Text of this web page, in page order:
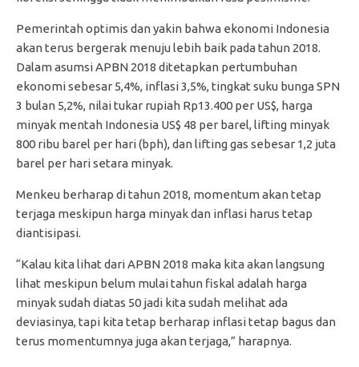
Pemerintah optimis dan yakin bahwa ekonomi Indonesia
akan terus bergerak menuju lebih baik pada tahun 2018.
Dalam asumsi APBN 2018 ditetapkan pertumbuhan
ekonomi sebesar 5,4%, inflasi 3,5%, tingkat suku bunga SPN
3 bulan 5,2%, nilai tukar rupiah Rp13.400 per US$, harga
minyak mentah Indonesia US$ 48 per barel, lifting minyak
800 ribu barel per hari (bph), dan lifting gas sebesar 1,2 juta
barel per hari setara minyak.
Menkeu berharap di tahun 2018, momentum akan tetap
terjaga meskipun harga minyak dan inflasi harus tetap
diantisipasi.
“Kalau kita lihat dari APBN 2018 maka kita akan langsung
lihat meskipun belum mulai tahun fiskal adalah harga
minyak sudah diatas 50 jadi kita sudah melihat ada
deviasinya, tapi kita tetap berharap inflasi tetap bagus dan
terus momentumnya juga akan terjaga,” harapnya.